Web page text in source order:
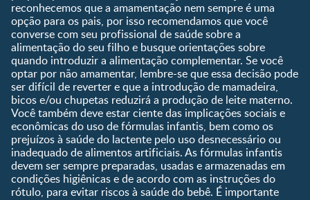
nascer?
Guia de Nomes para Bebê
Calendário de semanas de
gravidez
Calculadora de cor dos
olhos
Curva de crescimento do
bebê
Planeta dos Pais
Receitas
reconhecemos que a amamentação nem sempre é uma
opção para os pais, por isso recomendamos que você
converse com seu profissional de saúde sobre a
alimentação do seu filho e busque orientações sobre
quando introduzir a alimentação complementar. Se você
optar por não amamentar, lembre-se que essa decisão pode
ser difícil de reverter e que a introdução de mamadeira,
bicos e/ou chupetas reduzirá a produção de leite materno.
Você também deve estar ciente das implicações sociais e
econômicas do uso de fórmulas infantis, bem como os
prejuízos à saúde do lactente pelo uso desnecessário ou
inadequado de alimentos artificiais. As fórmulas infantis
devem ser sempre preparadas, usadas e armazenadas em
condições higiênicas e de acordo com as instruções do
rótulo, para evitar riscos à saúde do bebê. É importante